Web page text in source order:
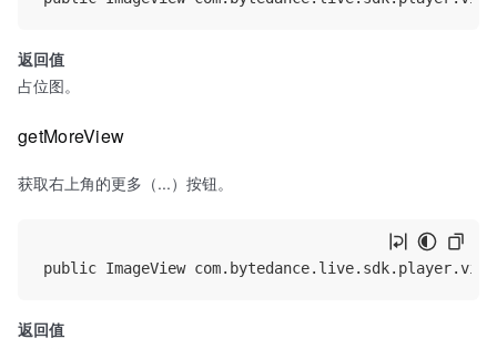
返回值
占位图。
getMoreView
获取右上角的更多（...）按钮。
返回值